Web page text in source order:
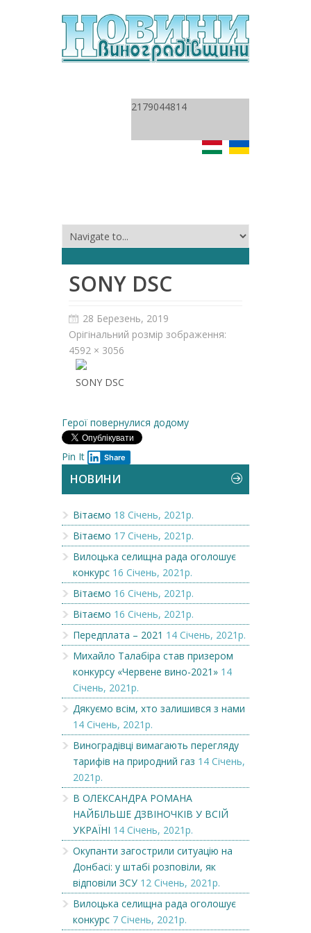
2179044814
SONY DSC
28 Березень, 2019
Орігінальний розмір зображення:
4592 × 3056
SONY DSC
Герої повернулися додому
Pin It Share
НОВИНИ
Вітаємо 18 Січень, 2021р.
Вітаємо 17 Січень, 2021р.
Вилоцька селищна рада оголошує
конкурс 16 Січень, 2021р.
Вітаємо 16 Січень, 2021р.
Вітаємо 16 Січень, 2021р.
Передплата – 2021 14 Січень, 2021р.
Михайло Талабіра став призером
конкурсу «Червене вино-2021» 14
Січень, 2021р.
Дякуємо всім, хто залишився з нами
14 Січень, 2021р.
Виноградівці вимагають перегляду
тарифів на природний газ 14 Січень,
2021р.
В ОЛЕКСАНДРА РОМАНА
НАЙБІЛЬШЕ ДЗВІНОЧКІВ У ВСІЙ
УКРАЇНІ 14 Січень, 2021р.
Окупанти загострили ситуацію на
Донбасі: у штабі розповіли, як
відповіли ЗСУ 12 Січень, 2021р.
Вилоцька селищна рада оголошує
конкурс 7 Січень, 2021р.